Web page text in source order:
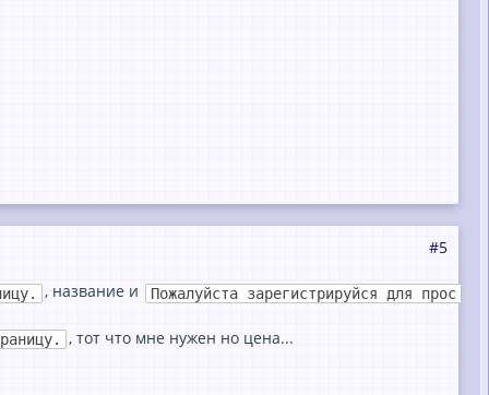
#5
, нaзвaние и Пожалуйста зарегистрируйся для прос
, тот что мне нужен но ценa...